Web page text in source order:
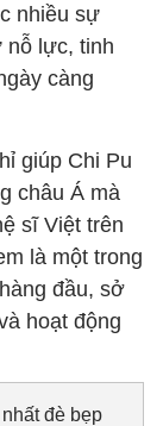
nhiều sự
nỗ lực, tinh
càng
giúp Chi Pu
châu Á mà
sĩ Việt trên
là một trong
đầu, sở
hoạt động
đè bẹp